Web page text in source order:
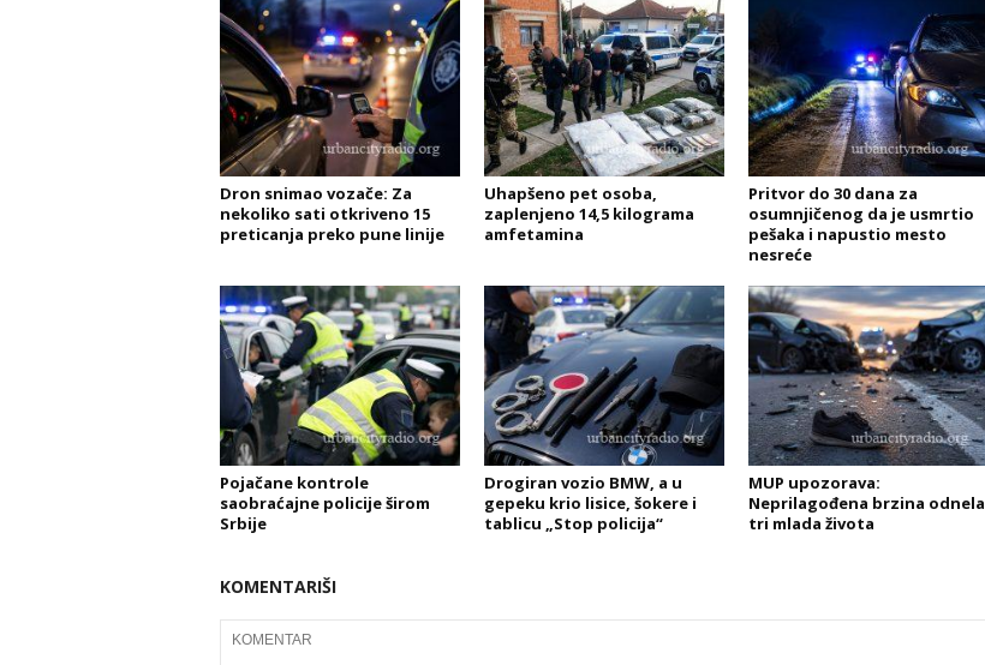
Dron snimao vozače: Za
nekoliko sati otkriveno 15
preticanja preko pune linije
Uhapšeno pet osoba,
zaplenjeno 14,5 kilograma
amfetamina
Pritvor do 30 dana za
osumnjičenog da je usmrtio
pešaka i napustio mesto
nesreće
Pojačane kontrole
saobraćajne policije širom
Srbije
Drogiran vozio BMW, a u
gepeku krio lisice, šokere i
tablicu „Stop policija“
MUP upozorava:
Neprilagođena brzina odnela
tri mlada života
KOMENTARIŠI